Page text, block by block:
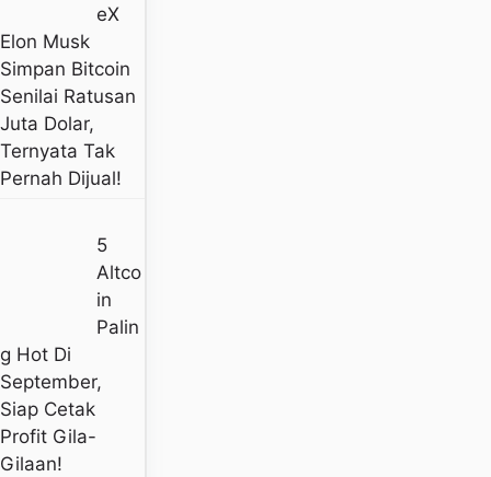
EX
Elon Musk
Simpan Bitcoin
Senilai Ratusan
Juta Dolar,
Ternyata Tak
Pernah Dijual!
5
Altco
In
Palin
G Hot Di
September,
Siap Cetak
Profit Gila-
Gilaan!